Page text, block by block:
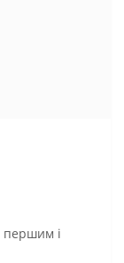
першим і